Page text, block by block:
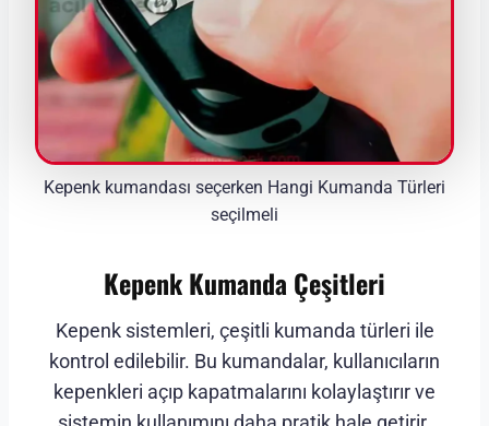
Kepenk kumandası seçerken Hangi Kumanda Türleri
seçilmeli
Kepenk Kumanda Çeşitleri
Kepenk sistemleri, çeşitli kumanda türleri ile
kontrol edilebilir. Bu kumandalar, kullanıcıların
kepenkleri açıp kapatmalarını kolaylaştırır ve